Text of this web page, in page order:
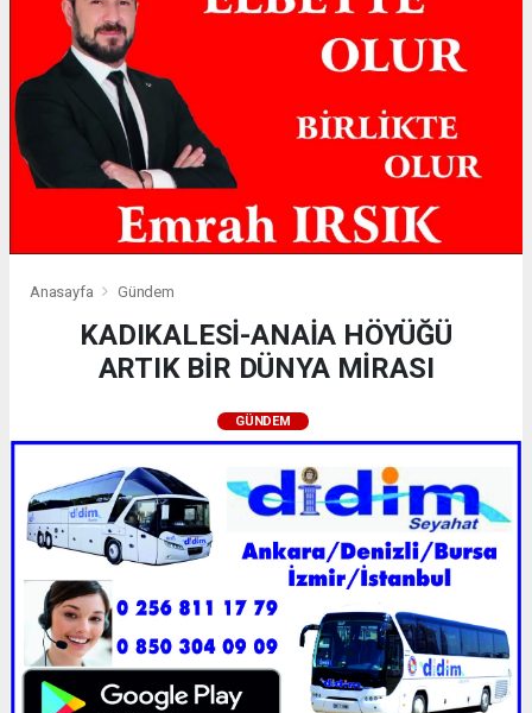
Anasayfa Gündem
KADIKALESİ-ANAİA HÖYÜĞÜ
ARTIK BİR DÜNYA MİRASI
GÜNDEM